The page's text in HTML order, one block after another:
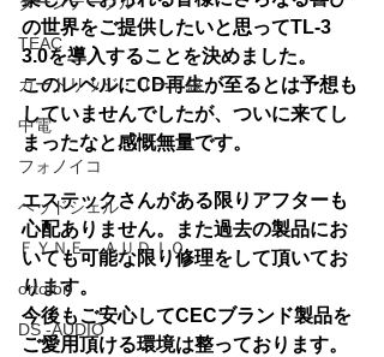
TEAC
カートリッジ・リード線
中電
フォノイコ
ヘッドシェル
ＦＹＮＥ ＡＵＤＩＯ
ortofon
DS -AUDIO
の世界をご提供したいと思ってTL-3
3.0を導入することを決めました。
このレベルにCD再生が至るとは予想も
していませんでしたが、ついに来てし
まったなと感慨無量です。
エステックさんがある限りアフターも
心配ありません。また過去の製品にお
いても可能な限り修理をして頂いてお
ります。
今後もご安心してCECブランド製品を
ご愛用頂ける環境は整っております。